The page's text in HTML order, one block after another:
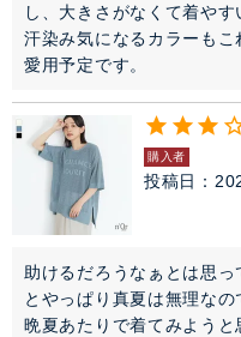
し、大きさがなくて着や
汗染み気になるカラーも
愛用予定です。
購入者
投稿日
助けるだろうなぁとは思
とやっぱり真夏は無理なの
晩夏あたりで着てみようと